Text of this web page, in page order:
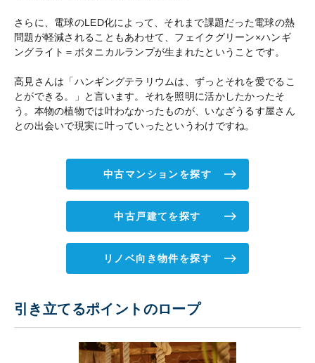
さらに、電球のLED化によって、それまで課題だった電球の熱
問題が軽減されることもあわせて、フェイクグリーン×ハンギ
ングライト＝ボタニカルランプが生まれたということです。
高見さんは「ハンギングテラリウムは、ずっとそれを愛でるこ
とができる。」と言います。それを照明に活かしたかったそ
う。本物の植物では叶わなかったものが、いなざうるす屋さん
との出会いで現実に叶っていったというわけですね。
中古マンションを探す
中古戸建てを探す
リノベ向き物件を探す
引き立てるポイントのロープ